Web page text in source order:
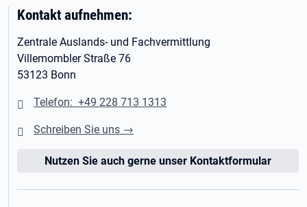
Kontakt aufnehmen:
Zentrale Auslands- und Fachvermittlung
Villemombler Straße 76
53123 Bonn
Telefon: +49 228 713 1313
Schreiben Sie uns →
Nutzen Sie auch gerne unser Kontaktformular